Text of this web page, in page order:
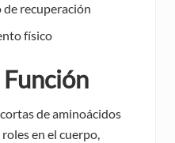
recuperación
físico
de aminoácidos
en el cuerpo,